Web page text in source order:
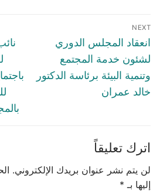
تصفّح
المقالات
NEXT
Next
post:
انعقاد المجلس الدوري
لشئون خدمة المجتمع
وتنمية البيئة برئاسة الدكتور
خالد عمران
اترك تعليقاً
لن يتم نشر عنوان بريدك الإلكتروني.
إليها بـ *